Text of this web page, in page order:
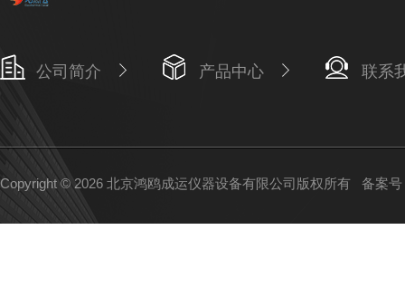
公司简介 产品中心 联系
Copyright © 2026 北京鸿鸥成运仪器设备有限公司版权所有 备案号